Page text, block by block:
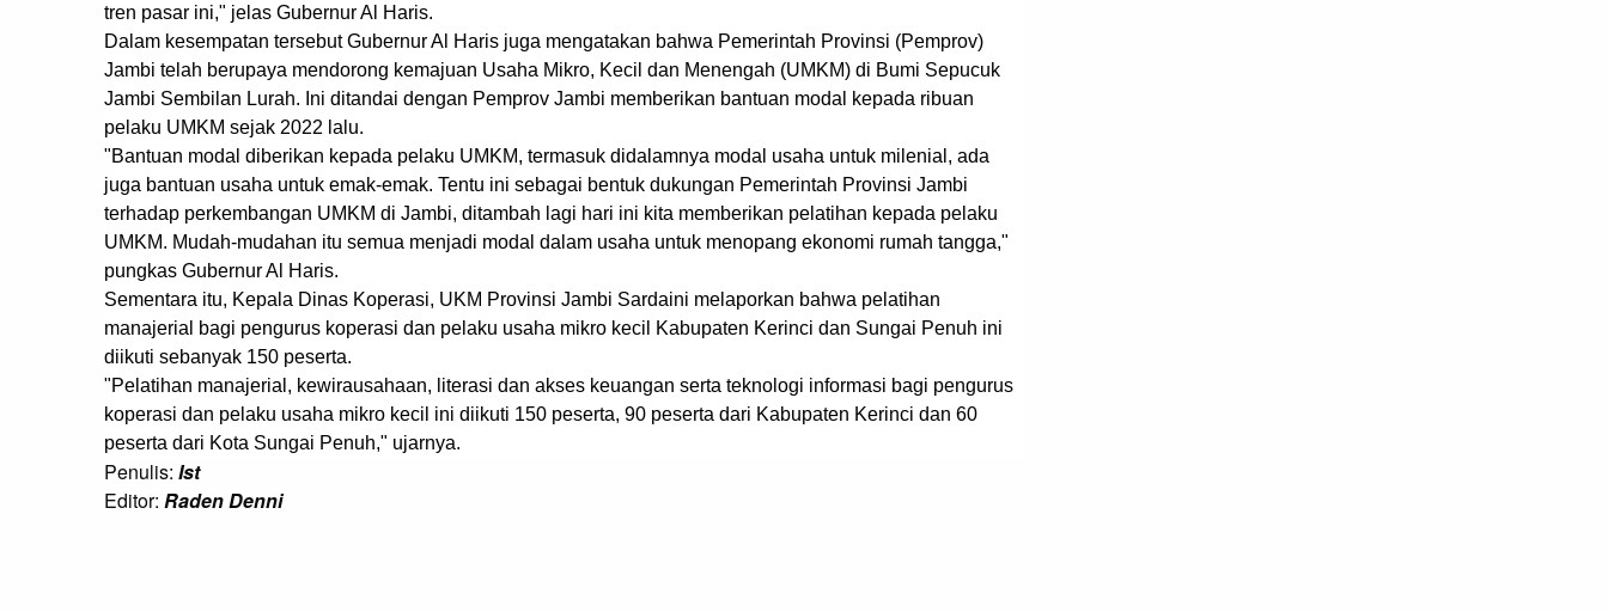
tren pasar ini," jelas Gubernur Al Haris.
Dalam kesempatan tersebut Gubernur Al Haris juga mengatakan bahwa Pemerintah Provinsi (Pemprov)
Jambi telah berupaya mendorong kemajuan Usaha Mikro, Kecil dan Menengah (UMKM) di Bumi Sepucuk
Jambi Sembilan Lurah. Ini ditandai dengan Pemprov Jambi memberikan bantuan modal kepada ribuan
pelaku UMKM sejak 2022 lalu.
"Bantuan modal diberikan kepada pelaku UMKM, termasuk didalamnya modal usaha untuk milenial, ada
juga bantuan usaha untuk emak-emak. Tentu ini sebagai bentuk dukungan Pemerintah Provinsi Jambi
terhadap perkembangan UMKM di Jambi, ditambah lagi hari ini kita memberikan pelatihan kepada pelaku
UMKM. Mudah-mudahan itu semua menjadi modal dalam usaha untuk menopang ekonomi rumah tangga,"
pungkas Gubernur Al Haris.
Sementara itu, Kepala Dinas Koperasi, UKM Provinsi Jambi Sardaini melaporkan bahwa pelatihan
manajerial bagi pengurus koperasi dan pelaku usaha mikro kecil Kabupaten Kerinci dan Sungai Penuh ini
diikuti sebanyak 150 peserta.
"Pelatihan manajerial, kewirausahaan, literasi dan akses keuangan serta teknologi informasi bagi pengurus
koperasi dan pelaku usaha mikro kecil ini diikuti 150 peserta, 90 peserta dari Kabupaten Kerinci dan 60
peserta dari Kota Sungai Penuh," ujarnya.
Penulis: Ist
Editor: Raden Denni